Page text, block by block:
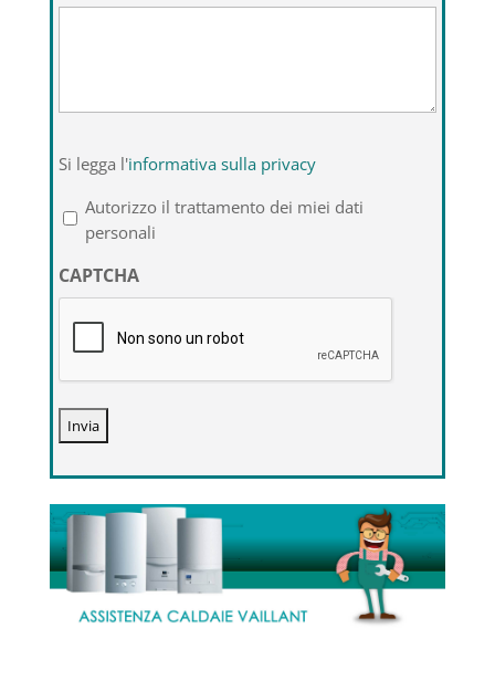
legga
l'informativa
sulla
privacy
*
Si legga l'informativa sulla privacy
Autorizzo il trattamento dei miei dati
personali
CAPTCHA